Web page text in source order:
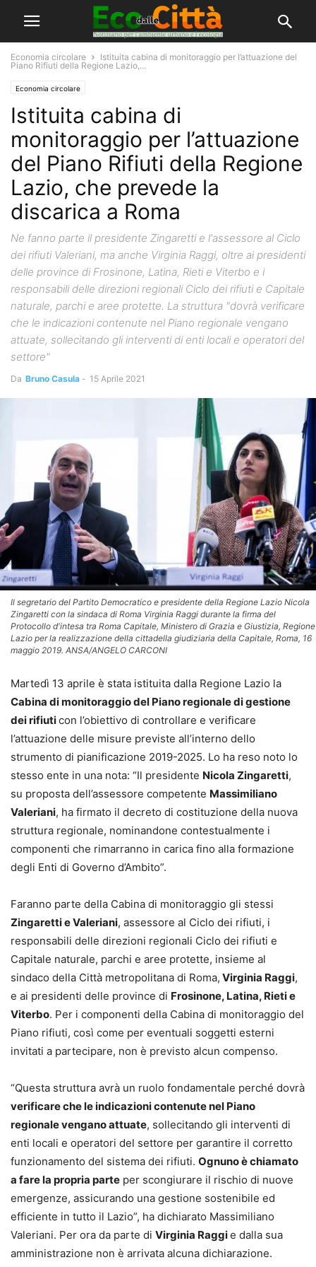
Economia circolare
Istituita cabina di monitoraggio per l’attuazione del
Piano Rifiuti della Regione Lazio,...
Economia circolare
Istituita cabina di
monitoraggio per l’attuazione
del Piano Rifiuti della Regione
Lazio, che prevede la
discarica a Roma
Ne fanno parte il presidente Zingaretti e l'assessore al Ciclo
dei rifiuti Valeriani, ma anche Virginia Raggi, oltre ai presidenti
delle province di Frosinone, Latina, Rieti e Viterbo e i
responsabili delle direzioni regionali Ciclo dei rifiuti e Capitale
naturale, parchi e aree protette. La struttura "dovrà verificare
che le indicazioni contenute nel Piano regionale vengano
attuate, sollecitando gli interventi di enti locali e operatori del
settore"
Da Bruno Casula - 15 Aprile 2021
Il segretario del Partito Democratico e presidente della Regione Lazio Nicola
Zingaretti con la sindaca di Roma Virginia Raggi durante la firma del
Protocollo d'intesa tra Roma Capitale, Ministero di Grazia e Giustizia, Regione
Lazio per la realizzazione della cittadella giudiziaria della Capitale, Roma, 16
maggio 2019. ANSA/ANGELO CARCONI
Martedì 13 aprile è stata istituita dalla Regione Lazio la
Cabina di monitoraggio del Piano regionale di gestione
dei rifiuticon l’obiettivo di controllare e verificare
l’attuazione delle misure previste all’interno dello
strumento di pianificazione 2019-2025. Lo ha reso noto lo
stesso ente in una nota: “Il presidente Nicola Zingaretti,
su proposta dell’assessore competente Massimiliano
Valeriani, ha firmato il decreto di costituzione della nuova
struttura regionale, nominandone contestualmente i
componenti che rimarranno in carica fino alla formazione
degli Enti di Governo d’Ambito”.
Faranno parte della Cabina di monitoraggio gli stessi
Zingaretti e Valeriani, assessore al Ciclo dei rifiuti, i
responsabili delle direzioni regionali Ciclo dei rifiuti e
Capitale naturale, parchi e aree protette, insieme al
sindaco della Città metropolitana di Roma, Virginia Raggi,
e ai presidenti delle province di Frosinone, Latina, Rieti e
Viterbo. Per i componenti della Cabina di monitoraggio del
Piano rifiuti, così come per eventuali soggetti esterni
invitati a partecipare, non è previsto alcun compenso.
“Questa struttura avrà un ruolo fondamentale perché dovrà
verificare che le indicazioni contenute nel Piano
regionale vengano attuate, sollecitando gli interventi di
enti locali e operatori del settore per garantire il corretto
funzionamento del sistema dei rifiuti. Ognuno è chiamato
a fare la propria parte per scongiurare il rischio di nuove
emergenze, assicurando una gestione sostenibile ed
efficiente in tutto il Lazio”, ha dichiarato Massimiliano
Valeriani. Per ora da parte di Virginia Raggie dalla sua
amministrazione non è arrivata alcuna dichiarazione.